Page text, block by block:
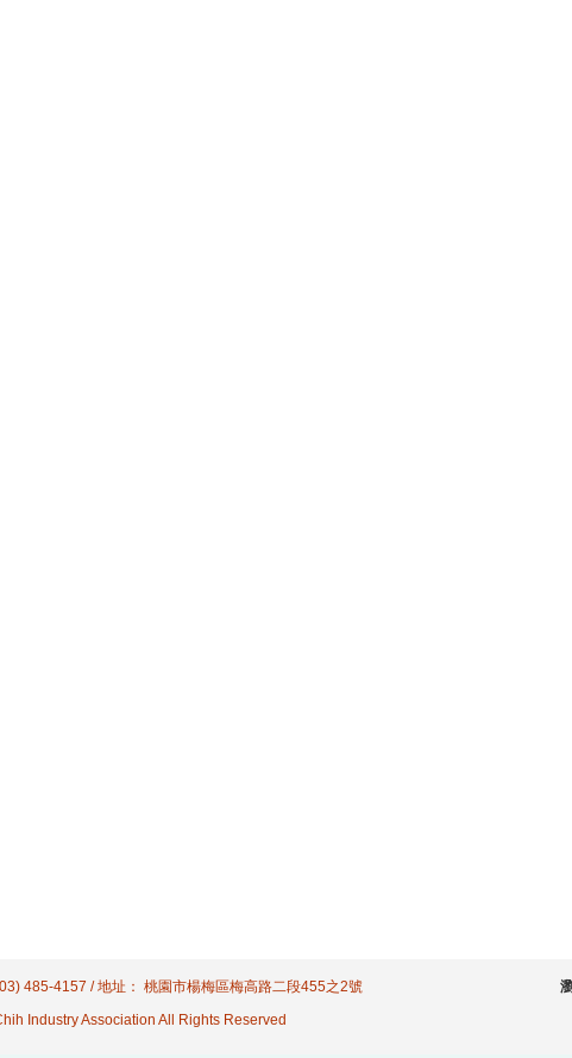
485-4157 / 地址： 桃園市楊梅區梅高路二段455之2號
Industry Association All Rights Reserved